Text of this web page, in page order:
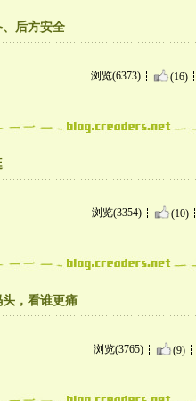
后方安全
浏览(6373) (16)
浏览(3354) (10)
，看谁更痛
浏览(3765) (9)